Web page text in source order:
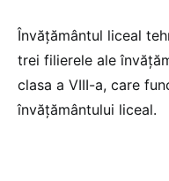
Învățământul liceal
trei filierele ale
clasa a VIII-a, care
învățământului liceal.